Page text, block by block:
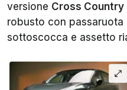
versione Cross Country
robusto con
sottoscocca e assetto